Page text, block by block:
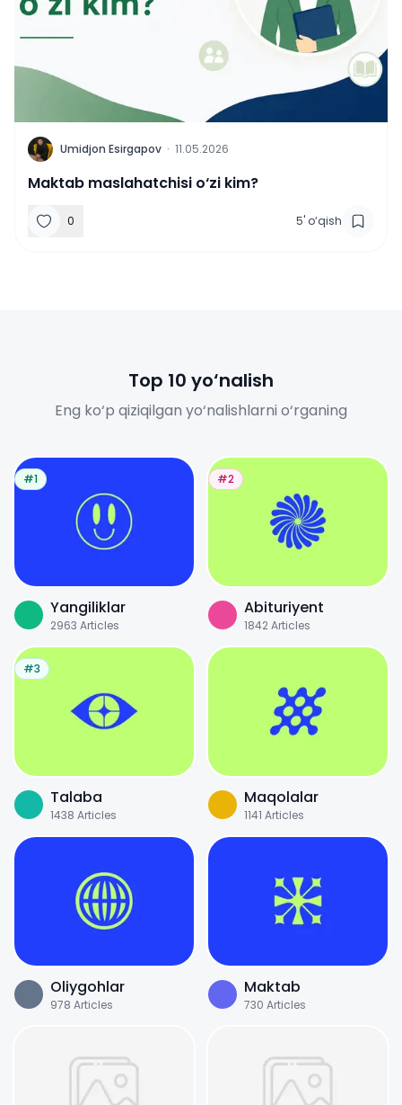
U Umidjon Esirgapov · 11.05.2026
Maktab maslahatchisi o‘zi kim?
0 5' o‘qish
Top 10 yo‘nalish
Eng ko‘p qiziqilgan yo‘nalishlarni o‘rganing
#1
Yangiliklar
2963 Articles
#2
Abituriyent
1842Articles
#3
Talaba
1438 Articles
Maqolalar
1141 Articles
Oliygohlar
978 Articles
Maktab
730 Articles